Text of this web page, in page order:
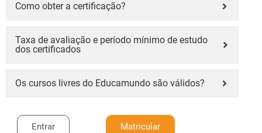
Como obter a certificação?
Taxa de avaliação e período mínimo de estudo
dos certificados
Os cursos livres do Educamundo são válidos?
Entrar Matricular